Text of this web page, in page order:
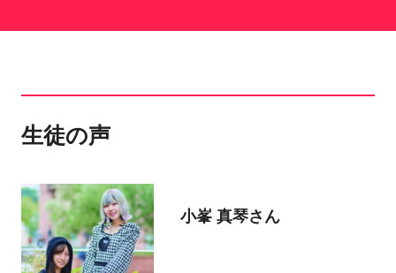
生徒の声
小峯 真琴さん